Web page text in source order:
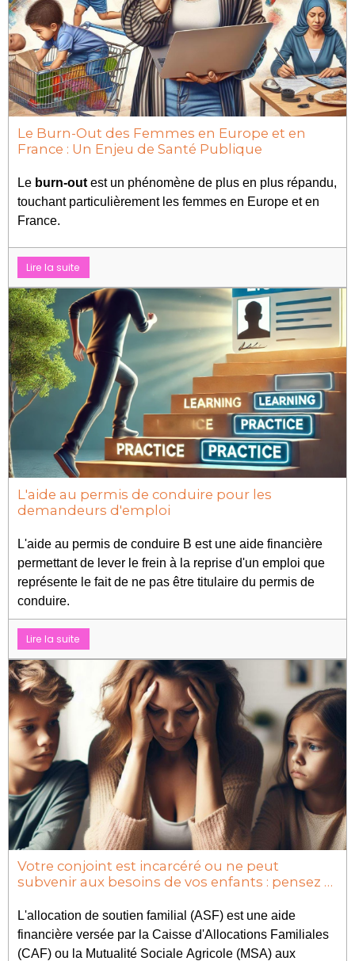
Le Burn-Out des Femmes en Europe et en
France : Un Enjeu de Santé Publique
Le burn-outest un phénomène de plus en plus répandu,
touchant particulièrement les femmes en Europe et en
France.
Lire la suite
L'aide au permis de conduire pour les
demandeurs d'emploi
L'aide au permis de conduire B est une aide financière
permettant de lever le frein à la reprise d'un emploi que
représente le fait de ne pas être titulaire du permis de
conduire.
Lire la suite
Votre conjoint est incarcéré ou ne peut
subvenir aux besoins de vos enfants : pensez à
L'allocation de soutien familial (ASF) est une aide
financière versée par la Caisse d'Allocations Familiales
(CAF) ou la Mutualité Sociale Agricole (MSA) aux